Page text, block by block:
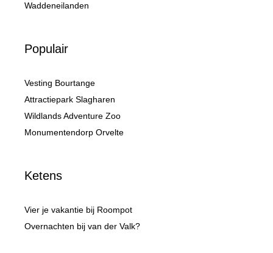
Waddeneilanden
Populair
Vesting Bourtange
Attractiepark Slagharen
Wildlands Adventure Zoo
Monumentendorp Orvelte
Ketens
Vier je vakantie bij Roompot
Overnachten bij van der Valk?